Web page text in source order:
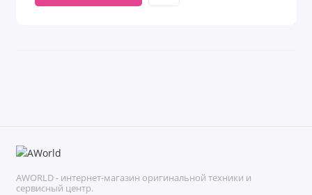
AWORLD - интернет-магазин оригинальной техники и
сервисный центр.